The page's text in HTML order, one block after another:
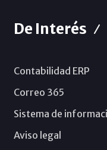
De Interés
Contabilidad ERP
Correo 365
Sistema de
Aviso legal